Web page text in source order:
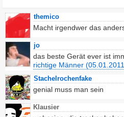
themico
Macht irgendwer das
jo
das beste Gerät ever ist
richtige Männer
Stachelrochenfake
genial muss man sein
Klausier